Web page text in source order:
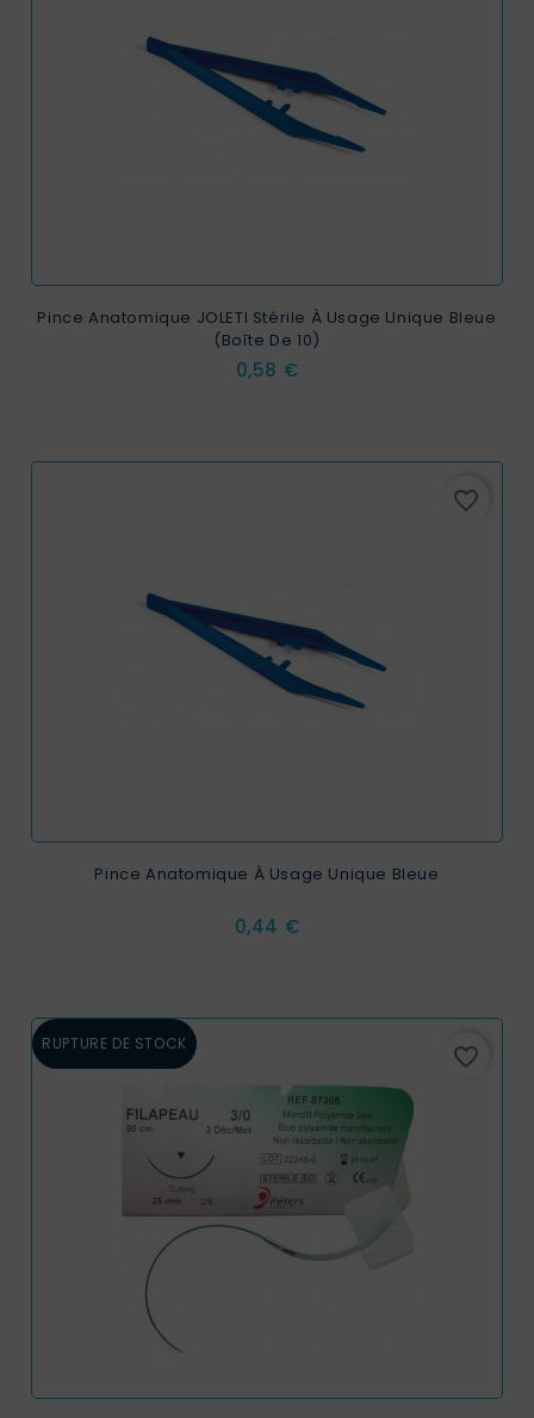
Pince Anatomique JOLETI Stérile À Usage Unique Bleue
(Boîte De 10)
Prix
0,58 €
favorite_border
Pince Anatomique À Usage Unique Bleue
Prix
0,44 €
RUPTURE DE STOCK favorite_border